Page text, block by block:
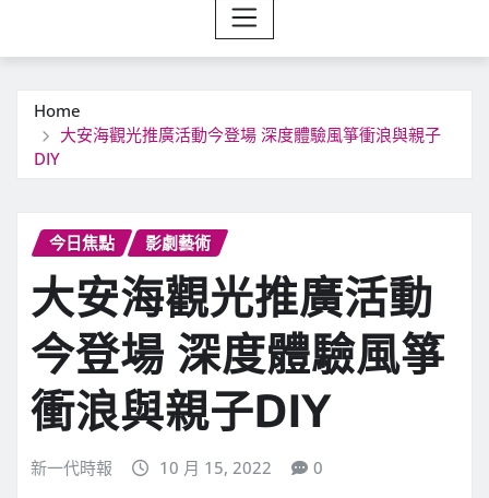
Home
大安海觀光推廣活動今登場 深度體驗風箏衝浪與親子
DIY
今日焦點 影劇藝術
大安海觀光推廣活動
今登場 深度體驗風箏
衝浪與親子DIY
新一代時報 10 月 15, 2022 0